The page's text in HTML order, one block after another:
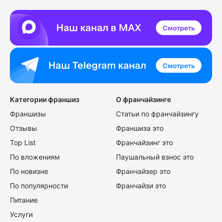
Категории франшиз
Франшизы
Отзывы
Top List
По вложениям
По новизне
По популярности
Питание
Услуги
О франчайзинге
Статьи по франчайзингу
Франшиза это
Франчайзинг это
Паушальный взнос это
Франчайзер это
Франчайзи это